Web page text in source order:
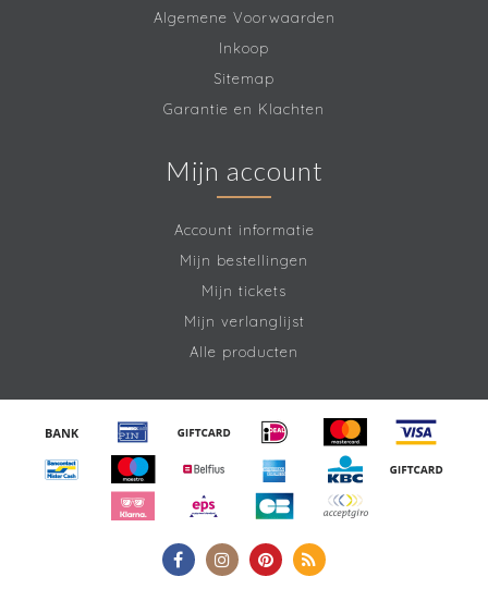
Algemene Voorwaarden
Inkoop
Sitemap
Garantie en Klachten
Mijn account
Account informatie
Mijn bestellingen
Mijn tickets
Mijn verlanglijst
Alle producten